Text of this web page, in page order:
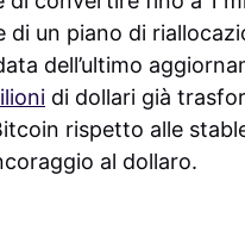
un piano di
dell’ultimo
di dollari già
rispetto alle
al dollaro.